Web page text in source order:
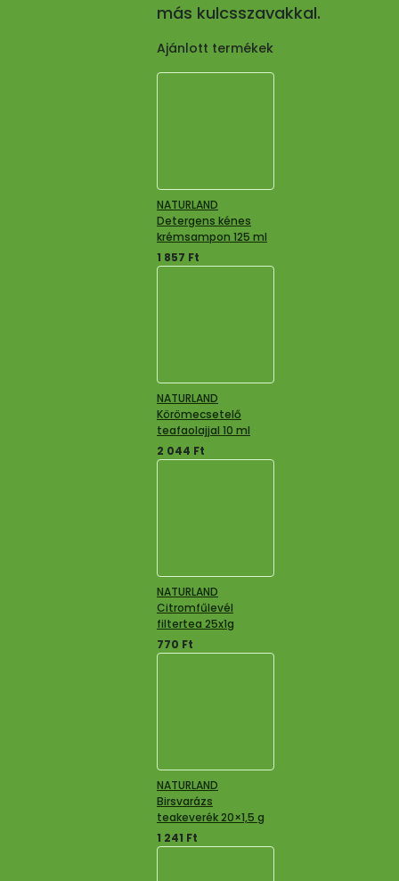
más kulcsszavakkal.
Ajánlott termékek
NATURLAND
Detergens kénes
krémsampon 125 ml
1 857 Ft
NATURLAND
Körömecsetelő
teafaolajjal 10 ml
2 044 Ft
NATURLAND
Citromfűlevél
filtertea 25x1g
770 Ft
NATURLAND
Birsvarázs
teakeverék 20×1,5 g
1 241 Ft